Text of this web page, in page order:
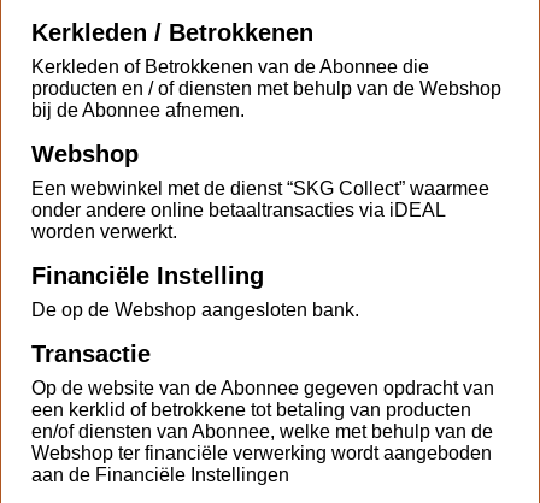
Kerkleden / Betrokkenen
Kerkleden of Betrokkenen van de Abonnee die
producten en / of diensten met behulp van de Webshop
bij de Abonnee afnemen.
Webshop
Een webwinkel met de dienst “SKG Collect” waarmee
onder andere online betaaltransacties via iDEAL
worden verwerkt.
Financiële Instelling
De op de Webshop aangesloten bank.
Transactie
Op de website van de Abonnee gegeven opdracht van
een kerklid of betrokkene tot betaling van producten
en/of diensten van Abonnee, welke met behulp van de
Webshop ter financiële verwerking wordt aangeboden
aan de Financiële Instellingen